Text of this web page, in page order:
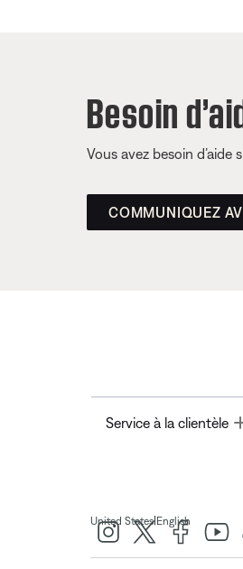
Besoin
Vous avez besoin
COMMUNIQUEZ
Service à la clientèle
United States| English